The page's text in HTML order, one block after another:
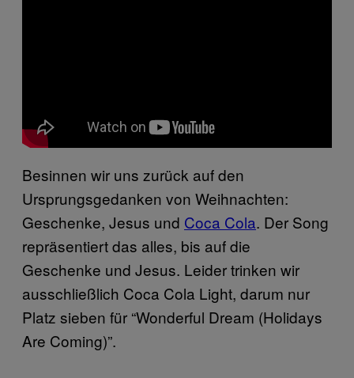
Besinnen wir uns zurück auf den
Ursprungsgedanken von Weihnachten:
Geschenke, Jesus und Coca Cola. Der Song
repräsentiert das alles, bis auf die
Geschenke und Jesus. Leider trinken wir
ausschließlich Coca Cola Light, darum nur
Platz sieben für “Wonderful Dream (Holidays
Are Coming)”.